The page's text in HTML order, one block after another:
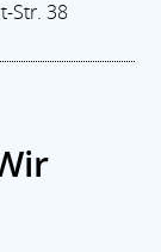
Str. 38